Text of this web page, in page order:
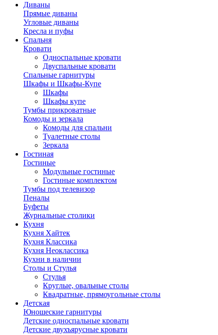
Диваны
Прямые диваны
Угловые диваны
Кресла и пуфы
Спальня
Кровати
Односпальные кровати
Двуспальные кровати
Спальные гарнитуры
Шкафы и Шкафы-Купе
Шкафы
Шкафы купе
Тумбы прикроватные
Комоды и зеркала
Комоды для спальни
Туалетные столы
Зеркала
Гостиная
Гостиные
Модульные гостиные
Гостиные комплектом
Тумбы под телевизор
Пеналы
Буфеты
Журнальные столики
Кухня
Кухня Хайтек
Кухня Классика
Кухня Неоклассика
Кухни в наличии
Столы и Стулья
Стулья
Круглые, овальные столы
Квадратные, прямоугольные столы
Детская
Юношеские гарнитуры
Детские односпальные кровати
Детские двухъярусные кровати